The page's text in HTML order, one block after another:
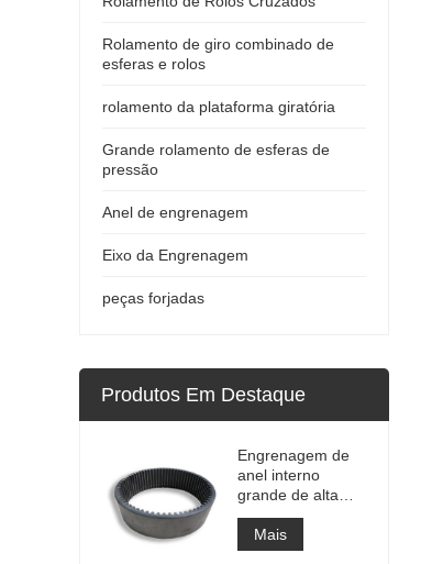
Rolamento de giro combinado de
esferas e rolos
rolamento da plataforma giratória
Grande rolamento de esferas de
pressão
Anel de engrenagem
Eixo da Engrenagem
peças forjadas
Produtos Em Destaque
Engrenagem de
anel interno
grande de alta
precisão
Engrenagem de
metal cilíndrica
Mais